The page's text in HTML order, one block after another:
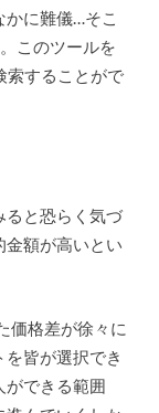
かに難儀…そこ
。このツールを
索することがで
ると恐らく気づ
金額が高いとい
価格差が徐々に
皆が選択でき
ができる範囲